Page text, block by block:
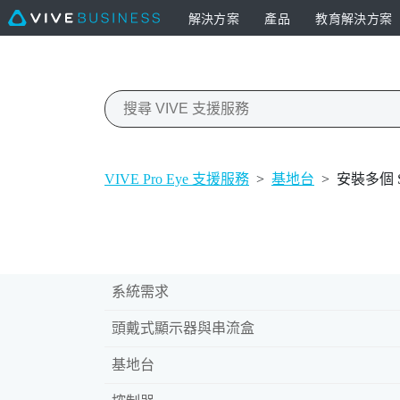
解決方案 產品 教育解決方案
VIVE Pro Eye 支援服務 > 基地台 > 安裝多個
系統需求
頭戴式顯示器與串流盒
基地台